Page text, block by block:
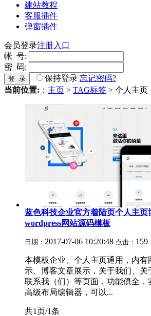
建站教程
客服插件
弹窗插件
会员登录注册入口
帐 号:
密 码:
登 录 保持登录 忘记密码?
当前位置: ： 主页 > TAG标签 > 个人主页
蓝色科技企业官方着陆页个人主页
wordpress网站源码模板
日期： 2017-07-06 10:20:48 点击： 159
本模板企业、个人主页通用，内有
示、博客文章展示，关于我们、关
联系我（们）等页面，功能俱全，
高级布局编辑器，可以...
共1页/1条